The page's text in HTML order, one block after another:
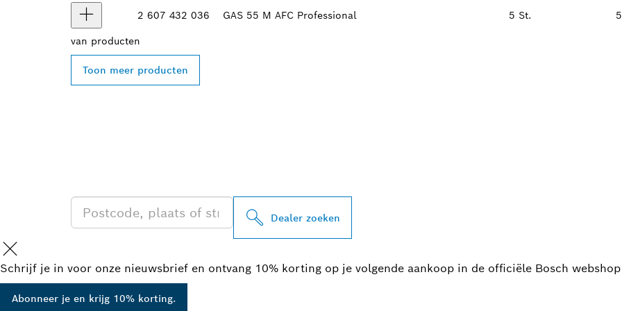
2 607 432 036 GAS 55 M AFC Professional 5 St.
van producten
Toon meer producten
Dealer zoeken
Schrijf je in voor onze nieuwsbrief en ontvang 10% korting op je volgende aankoop in de officiële Bosch
Abonneer je en krijg 10% korting.